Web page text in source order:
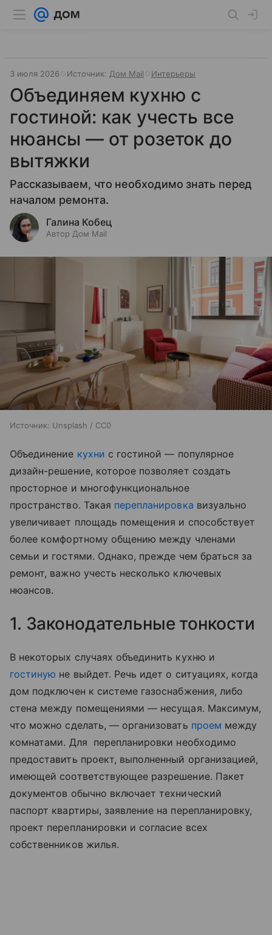
3 июля 2026 Источник: Дом Mail Интерьеры
Объединяем кухню с
гостиной: как учесть все
нюансы — от розеток до
вытяжки
Рассказываем, что необходимо знать перед
началом ремонта.
Галина Кобец
Автор Дом Mail
Источник: Unsplash / CC0
Объединение кухни с гостиной — популярное
дизайн-решение, которое позволяет создать
просторное и многофункциональное
пространство. Такая перепланировка визуально
увеличивает площадь помещения и способствует
более комфортному общению между членами
семьи и гостями. Однако, прежде чем браться за
ремонт, важно учесть несколько ключевых
нюансов.
1. Законодательные тонкости
В некоторых случаях объединить кухню и
гостиную не выйдет. Речь идет о ситуациях, когда
дом подключен к системе газоснабжения, либо
стена между помещениями — несущая. Максимум,
что можно сделать, — организовать проем между
комнатами. Для перепланировки необходимо
предоставить проект, выполненный организацией,
имеющей соответствующее разрешение. Пакет
документов обычно включает технический
паспорт квартиры, заявление на перепланировку,
проект перепланировки и согласие всех
собственников жилья.